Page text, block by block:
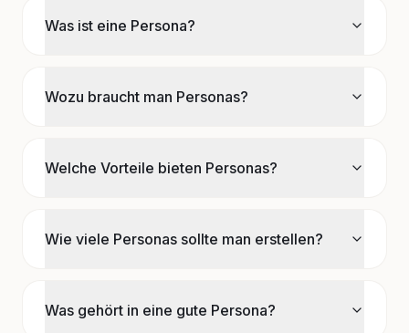
Was ist eine Persona?
Wozu braucht man Personas?
Welche Vorteile bieten Personas?
Wie viele Personas sollte man erstellen?
Was gehört in eine gute Persona?